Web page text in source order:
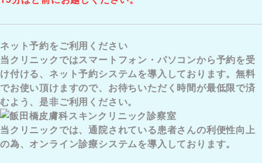
ネット予約をご利用ください
当クリニックではスマートフォン・パソコンから予約を受
け付ける、ネット予約システムを導入しております。無料
でお使い頂けますので、お待ちいただく時間が最低限で済
むよう、是非ご利用ください。
当クリニックでは、通院されている患者さんの利便性向上
の為、オンライン診療システムを導入しております。